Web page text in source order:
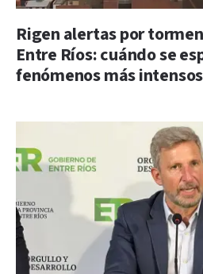
Rigen alertas por
Entre Ríos: cuándo se
fenómenos más intensos